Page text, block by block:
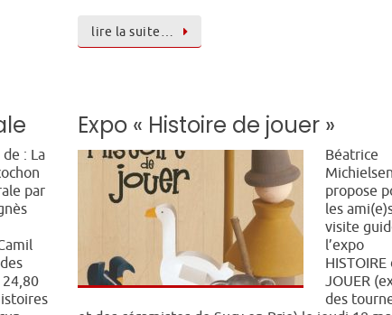
lire la suite…
: La
par
24,80
Expo « Histoire de jouer »
Béatrice
Michielsen
propose
les
visite
l’expo
HISTOIRE
JOUER
des